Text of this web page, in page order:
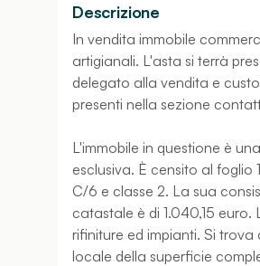
Descrizione
In vendita immobile
artigianali. L'asta si terrà
delegato alla vendita e
presenti nella sezione
L'immobile in questione è
esclusiva. È censito al
C/6 e classe 2. La sua
catastale è di 1.040,15
rifiniture ed impianti. Si
locale della superficie